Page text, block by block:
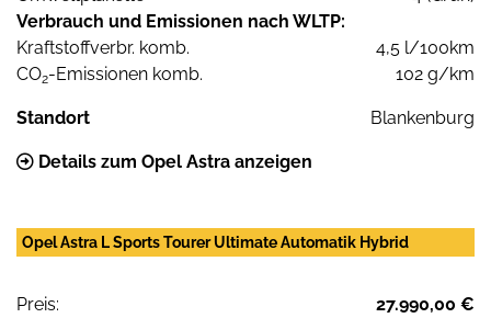
Verbrauch und Emissionen nach WLTP:
Kraftstoffverbr. komb.
4,5 l/100km
CO2-Emissionen komb. 102 g/km
Standort Blankenburg
Details zum Opel Astra anzeigen
Opel Astra L Sports Tourer Ultimate Automatik Hybrid
Preis:
27.990,00 €